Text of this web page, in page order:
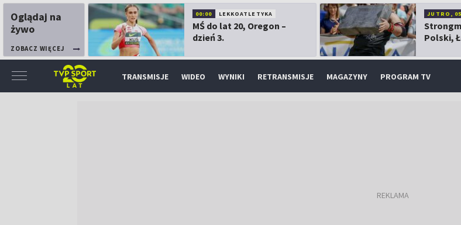
Oglądaj na
żywo
ZOBACZ WIĘCEJ
00:00 LEKKOATLETYKA
MŚ do lat 20, Oregon –
dzień 3.
JUTRO,
Polski,
TRANSMISJE WIDEO WYNIKI RETRANSMISJE MAGAZYNY PROGRAM TV